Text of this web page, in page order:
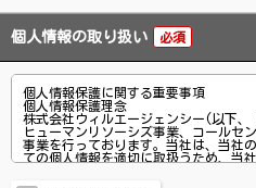
個人情報の取り扱い 必須